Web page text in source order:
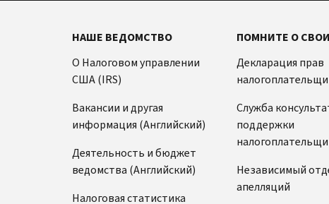
НАШЕ ВЕДОМСТВО
О Налоговом управлении
США (IRS)
Вакансии и другая
информация (Английский)
Деятельность и бюджет
ведомства (Английский)
Налоговая статистика
ПОМНИТЕ О
Декларация прав
Служба
поддержки
Независимый
апелляций